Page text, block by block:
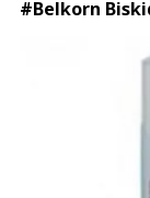
#Belkorn